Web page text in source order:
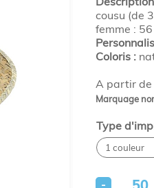
A partir de
Marquage
cousu (de
femme :
Coloris :
Type
-